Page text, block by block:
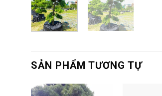
SẢN PHẨM TƯƠNG TỰ